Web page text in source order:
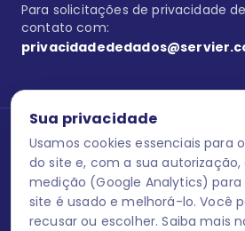
Sua privacidade
Usamos cookies essenciais para
do site e, com a sua autorização,
medição (Google Analytics)
site é usado e melhorá-lo. Você
recusar ou escolher. Saiba mais
Para solicitações de privacidade
contato com:
Se estiver no programa semprecuidando,
reação adversa com os produtos Servier.
informações para o público leigo e para
do Brasil habilitados a prescrever
202606-00013 / Agosto 2026.